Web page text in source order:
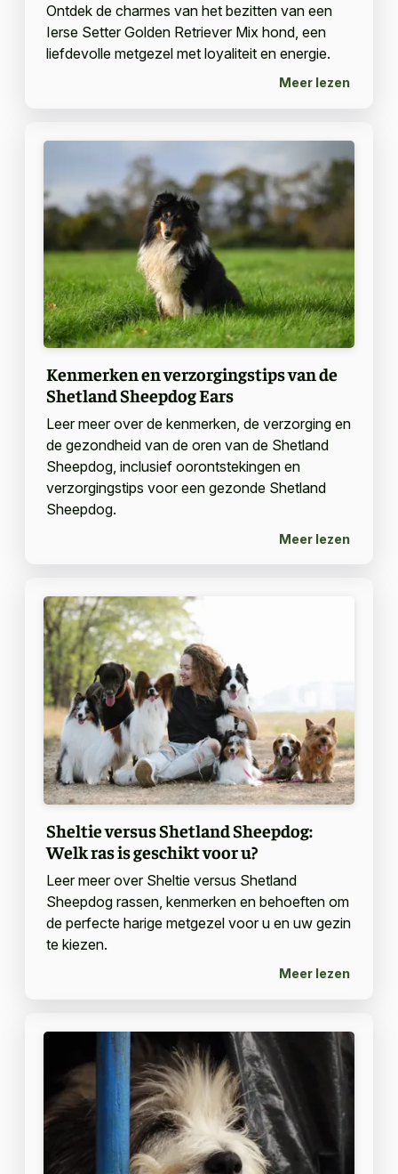
Ontdek de charmes van het bezitten van een
Ierse Setter Golden Retriever Mix hond, een
liefdevolle metgezel met loyaliteit en energie.
Meer lezen
Kenmerken en verzorgingstips van de
Shetland Sheepdog Ears
Leer meer over de kenmerken, de verzorging en
de gezondheid van de oren van de Shetland
Sheepdog, inclusief oorontstekingen en
verzorgingstips voor een gezonde Shetland
Sheepdog.
Meer lezen
Sheltie versus Shetland Sheepdog:
Welk ras is geschikt voor u?
Leer meer over Sheltie versus Shetland
Sheepdog rassen, kenmerken en behoeften om
de perfecte harige metgezel voor u en uw gezin
te kiezen.
Meer lezen